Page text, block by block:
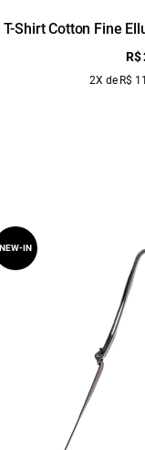
T-Shirt Cotton Fine
R$
2X de R$
NEW-IN